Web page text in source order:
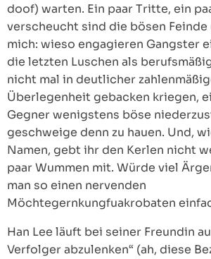
doof) warten. Ein paar Tritte, ein
verscheucht sind die bösen
mich: wieso engagieren Gangster
die letzten Luschen als
nicht mal in deutlicher
Überlegenheit gebacken kriegen,
Gegner wenigstens böse
geschweige denn zu hauen. Und,
Namen, gebt ihr den Kerlen nicht
paar Wummen mit. Würde viel
man so einen nervenden
Möchtegernkungfuakrobaten
Han Lee läuft bei seiner Freundin
Verfolger abzulenken“ (ah, diese